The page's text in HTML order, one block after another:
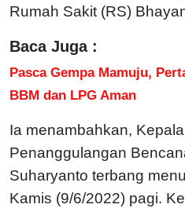
Rumah Sakit (RS)
Baca Juga :
Pasca Gempa Mamuju,
BBM dan LPG Aman
Ia menambahkan,
Penanggulangan
Suharyanto terbang
Kamis (9/6/2022) pagi.